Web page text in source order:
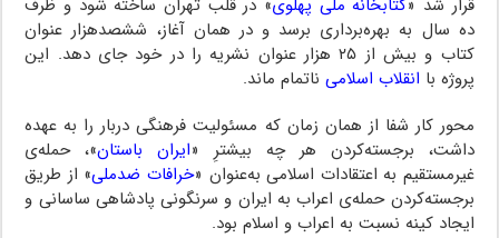
ده سال به بهره‌برداری برسد و در همان آغاز، ششصدهزار عنوان
کتاب و بیش از ۲۵ هزار عنوان نشریه را در خود جای دهد. این
پروژه با انقلاب اسلامی ناتمام ماند.
محور کار شفا از همان زمان که مسئولیت فرهنگی دربار را به عهده
داشت، برجسته‌کردن هر چه بیشترِ «ایران باستان»، حمله‌ی
غیرمستقیم به اعتقادات اسلامی به‌عنوان «خرافات ضدملی» از طریق
برجسته‌کردن حمله‌ی اعراب به ایران و سرنگونی پادشاهی ساسانی و
ایجاد کینه نسبت به اعراب و اسلام بود.